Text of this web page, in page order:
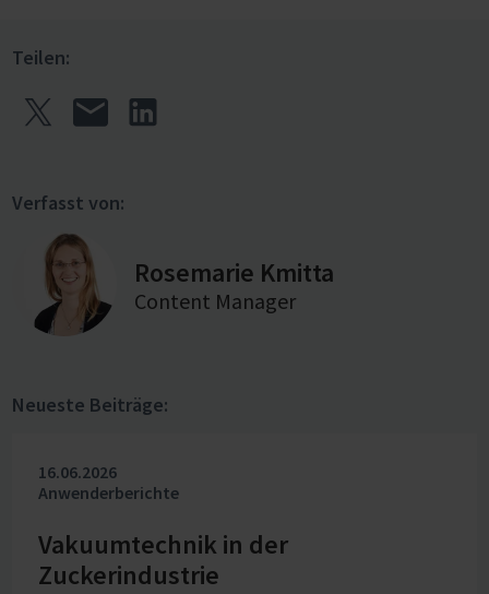
Teilen:
Verfasst von:
Rosemarie Kmitta
Content Manager
Neueste Beiträge:
16.06.2026
Anwenderberichte
Vakuumtechnik in der
Zuckerindustrie